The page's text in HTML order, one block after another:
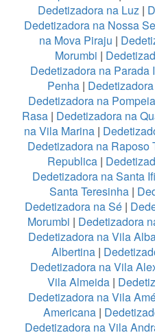
Dedetizadora na Luz |
Dedetizadora na Nossa
na Mova Piraju |
Morumbi |
Dedetizadora na Parada
Penha|
Dedetizadora na Pompeia
Rasa | Dedetizadora na
na Vila Marina |
Dedetizadora na Raposo
Republica|
Dedetizadora na Santa
Santa Teresinha|
Dedetizadora na Sé |
Morumbi | Dedetizadora
Dedetizadora na Vila
Albertina |
Dedetizadora na Vila
Vila Almeida |
Dedetizadora na Vila
Americana |
Dedetizadora na Vila